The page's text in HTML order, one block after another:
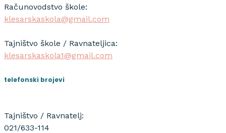
Računovodstvo škole:
klesarskaskola@gmail.com
Tajništvo škole / Ravnateljica:
klesarskaskola1@gmail.com
telefonski brojevi
Tajništvo / Ravnatelj:
021/633-114